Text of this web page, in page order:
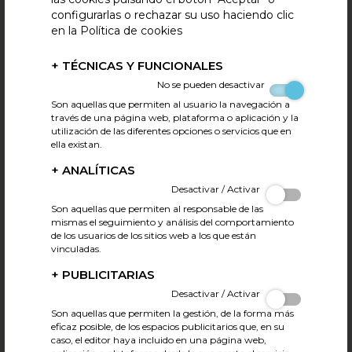
FECIC y ANICE celebran la jornada DAFO del
acuerdo MERCOSUR
El Talent Garden Madrid ha acogido la jornada organizada
por FECIC y ANICE centrada en el análisis del DAFO del
acuerdo MERCOSUR, uno de los acuerdos comerciales más
Durante el encuentro, expertos del sector analizaron las
debilidades, amenazas, fortalezas y oportunidades que este
acuerdo puede representar para la industria cárnica
española, en un contexto marcado por la globalización y los
configurarlas o rechazar su uso haciendo clic
en la Política de cookies
+ TÉCNICAS Y FUNCIONALES
No se pueden desactivar
Son aquellas que permiten al usuario la navegación a
través de una página web, plataforma o aplicación y la
utilización de las diferentes opciones o servicios que en
ella existan.
+ ANALÍTICAS
Desactivar / Activar
Son aquellas que permiten al responsable de las
mismas el seguimiento y análisis del comportamiento
de los usuarios de los sitios web a los que están
vinculadas.
+ PUBLICITARIAS
Desactivar / Activar
Son aquellas que permiten la gestión, de la forma más
eficaz posible, de los espacios publicitarios que, en su
caso, el editor haya incluido en una página web,